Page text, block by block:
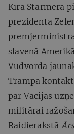
Kīra Stārmera
prezidenta
slavenā
Vudvorda
Trampa
par Vācijas
militārai
Raidierakstā